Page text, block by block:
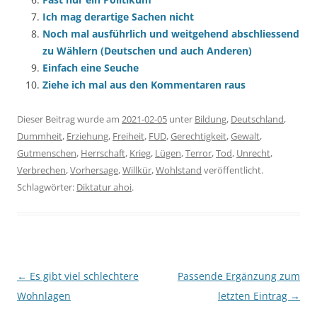
Ich mag derartige Sachen nicht
Noch mal ausführlich und weitgehend abschliessend
zu Wählern (Deutschen und auch Anderen)
Einfach eine Seuche
Ziehe ich mal aus den Kommentaren raus
Dieser Beitrag wurde am 2021-02-05 unter Bildung, Deutschland,
Dummheit, Erziehung, Freiheit, FUD,Gerechtigkeit,Gewalt,
Gutmenschen, Herrschaft, Krieg, Lügen,Terror,Tod, Unrecht,
Verbrechen,Vorhersage,Willkür,Wohlstand veröffentlicht.
Schlagwörter: Diktatur ahoi.
Beitragsnavigation
← Es gibt viel schlechtere
Wohnlagen
Passende Ergänzung zum
letzten Eintrag →